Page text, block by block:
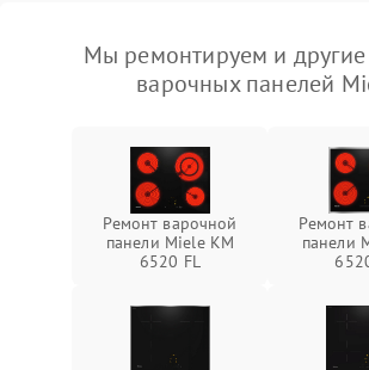
Мы ремонтируем и
варочных панелей
Ремонт варочной
панели Miele KM
6520 FL
Ремонт
панели